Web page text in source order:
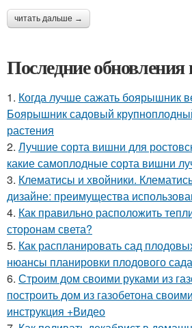
читать дальше →
Последние обновления
1. Когда лучше сажать боярышник
Боярышник садовый
растения
2. Лучшие сорта вишни для
какие самоплодные сорта вишни
3. Клематисы и хвойники.
дизайне: преимущества
4. Как правильно расположить
сторонам света?
5. Как распланировать сад
нюансы планировки плодового
6. Строим дом своими руками из
построить дом из газобетона
инструкция +Видео